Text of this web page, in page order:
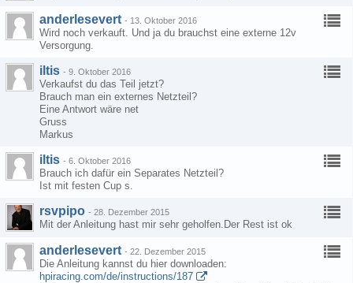
anderlesevert - 13. Oktober 2016
Wird noch verkauft. Und ja du brauchst eine externe 12v
Versorgung.
iltis - 9. Oktober 2016
Verkaufst du das Teil jetzt?
Brauch man ein externes Netzteil?
Eine Antwort wäre net
Gruss
Markus
iltis - 6. Oktober 2016
Brauch ich dafür ein Separates Netzteil?
Ist mit festen Cup s.
rsvpipo - 28. Dezember 2015
Mit der Anleitung hast mir sehr geholfen.Der Rest ist ok
anderlesevert - 22. Dezember 2015
Die Anleitung kannst du hier downloaden:
hpiracing.com/de/instructions/187